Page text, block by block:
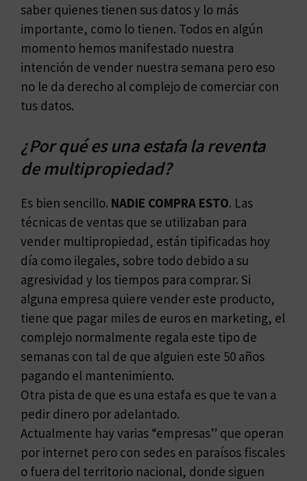
saber quienes tienen sus datos y lo más
importante, como lo tienen. Todos en algún
momento hemos manifestado nuestra
intención de vender nuestra semana pero eso
no le da derecho al complejo de comerciar con
tus datos.
¿Por qué es una estafa la reventa
de multipropiedad?
Es bien sencillo. NADIE COMPRA ESTO. Las
técnicas de ventas que se utilizaban para
vender multipropiedad, están tipificadas hoy
día como ilegales, sobre todo debido a su
agresividad y los tiempos para comprar. Si
alguna empresa quiere vender este producto,
tiene que pagar miles de euros en marketing, el
complejo normalmente regala este tipo de
semanas con tal de que alguien este 50 años
pagando el mantenimiento.
Otra pista de que es una estafa es que te van a
pedir dinero por adelantado.
Actualmente hay varias “empresas” que operan
por internet pero con sedes en paraísos fiscales
o fuera del territorio nacional, donde siguen